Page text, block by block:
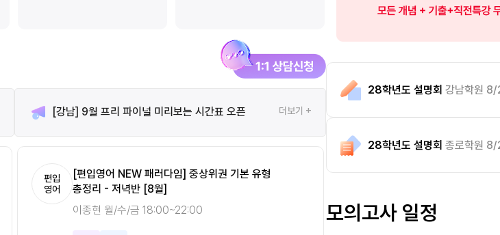
[강남] 9월 프리 파이널 미리보는 시간표 오픈 더보기 +
편입
영어
[편입영어 NEW 패러다임][STEP.1] 개념완성 주말
시작반 [8월]
이종현 토 15:00~19:00 일 10:00~14:00
최우진 화/목
편입
영어
[편입영어 NEW 패러다임] 중상위권 기본 유형
총정리 - 저녁반 [8월]
이종현 월/수/금 18:00~22:00
송지현 화/목
10:00~14:00
28학년도 설명회 강남학원
28학년도 설명회 종로학원
모의고사 일정